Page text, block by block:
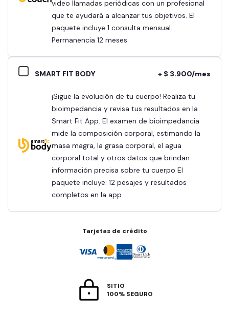
video llamadas periódicas con un profesional
que te ayudará a alcanzar tus objetivos. El
paquete incluye 1 consulta mensual.
Permanencia 12 meses.
SMART FIT BODY + $ 3.900/mes
¡Sigue la evolución de tu cuerpo! Realiza tu
bioimpedancia y revisa tus resultados en la
Smart Fit App. El examen de bioimpedancia
mide la composición corporal, estimando la
masa magra, la grasa corporal, el agua
corporal total y otros datos que brindan
información precisa sobre tu cuerpo El
paquete incluye: 12 pesajes y resultados
completos en la app
Tarjetas de crédito
SITIO
100% SEGURO